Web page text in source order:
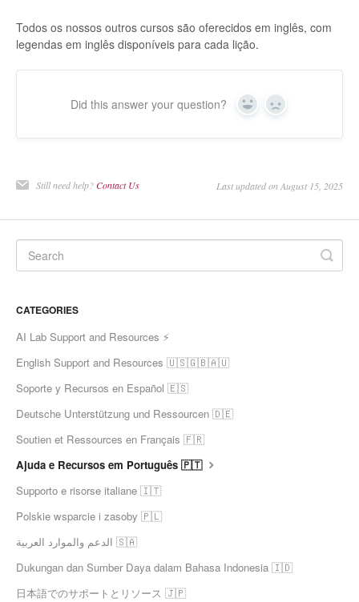
Todos os nossos outros cursos são oferecidos em inglês, com
legendas em inglês disponíveis para cada lição.
Did this answer your question? Yes No
Still need help?Contact Us Last updated on August 15, 2025
CATEGORIES
AI Lab Support and Resources ⚡
English Support and Resources 🇺🇸🇬🇧🇦🇺
Soporte y Recursos en Español 🇪🇸
Deutsche Unterstützung und Ressourcen 🇩🇪
Soutien et Ressources en Français 🇫🇷
Ajuda e Recursos em Português 🇵🇹
Supporto e risorse italiane 🇮🇹
Polskie wsparcie i zasoby 🇵🇱
الدعم والموارد العربية 🇸🇦
Dukungan dan Sumber Daya dalam Bahasa Indonesia 🇮🇩
日本語でのサポートとリソース 🇯🇵